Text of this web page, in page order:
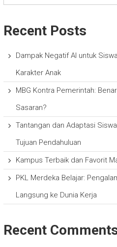
Recent Posts
Dampak Negatif AI untuk
Karakter Anak
MBG Kontra Pemerintah:
Sasaran?
Tantangan dan Adaptasi
Tujuan Pendahuluan
Kampus Terbaik dan Favorit
PKL Merdeka Belajar:
Langsung ke Dunia Kerja
Recent